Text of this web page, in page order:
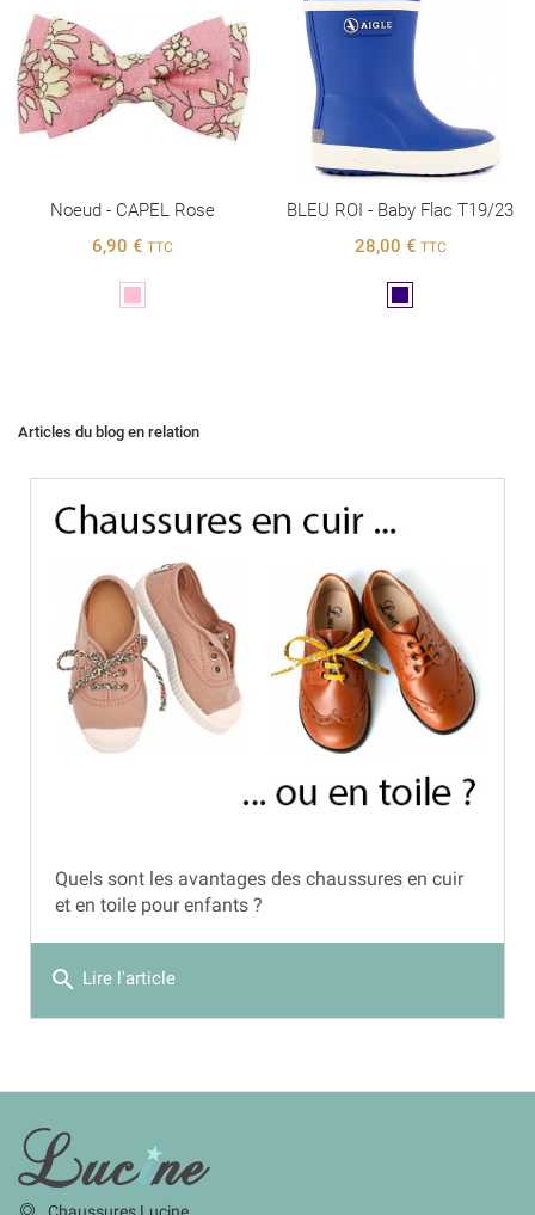
Noeud - CAPEL Rose
6,90 € TTC
BLEU ROI - Baby Flac T19/23
28,00 € TTC
Articles du blog en relation
Quels sont les avantages des chaussures en cuir
et en toile pour enfants ?
search Lire l'article
INFORMATIONS